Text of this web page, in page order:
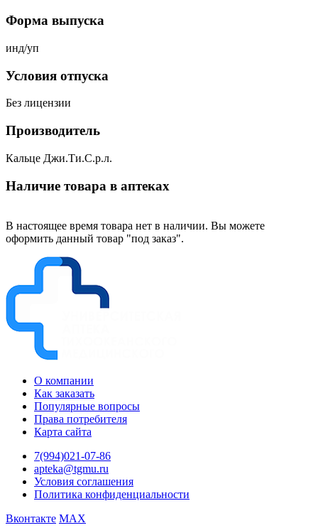
Форма выпуска
инд/уп
Условия отпуска
Без лицензии
Производитель
Кальце Джи.Ти.С.р.л.
Наличие товара в аптеках
В настоящее время товара нет в наличии. Вы можете
оформить данный товар "под заказ".
О компании
Как заказать
Популярные вопросы
Права потребителя
Карта сайта
7(994)021-07-86
apteka@tgmu.ru
Условия соглашения
Политика конфиденциальности
Вконтакте MAX